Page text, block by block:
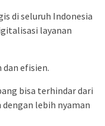
di seluruh Indonesia
layanan
efisien.
bisa terhindar dari
lebih nyaman